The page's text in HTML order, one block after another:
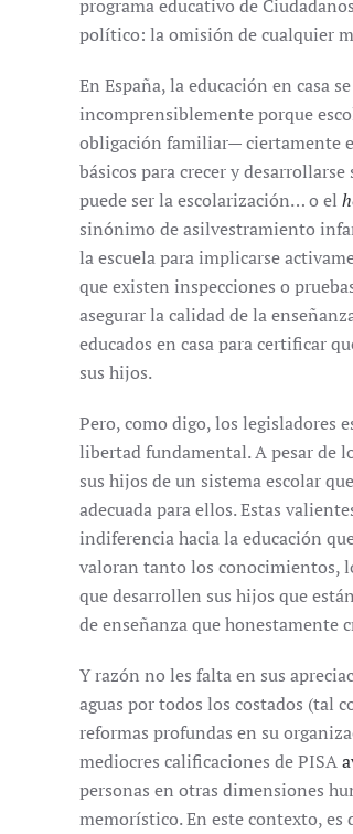
programa educativo de
político: la omisión de cualquier
En España, la educación en casa
incomprensiblemente porque
obligación familiar— ciertamente
básicos para crecer y
puede ser la escolarización… o el
sinónimo de asilvestramiento
la escuela para implicarse
que existen inspecciones o
asegurar la calidad de la
educados en casa para certificar
sus hijos.
Pero, como digo, los legisladores
libertad fundamental. A pesar de
sus hijos de un sistema escolar
adecuada para ellos. Estas
indiferencia hacia la educación
valoran tanto los conocimientos,
que desarrollen sus hijos que
de enseñanza que honestamente
Y razón no les falta en sus
aguas por todos los costados (tal
reformas profundas en su
mediocres calificaciones de PISA
personas en otras dimensiones
memorístico. En este contexto, es